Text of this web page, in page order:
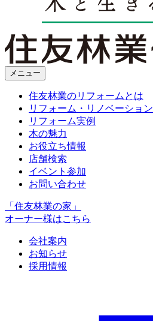
メニュー
住友林業のリフォームとは
リフォーム・リノベーション
リフォーム実例
木の魅力
お役立ち情報
店舗検索
イベント参加
お問い合わせ
「住友林業の家」
オーナー様はこちら
会社案内
お知らせ
採用情報